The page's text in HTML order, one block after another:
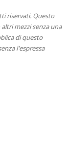
riservati. Questo
mezzi senza una
di questo
l'espressa